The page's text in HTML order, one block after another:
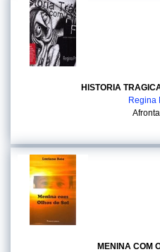
HISTORIA
Regina
MENINA COM